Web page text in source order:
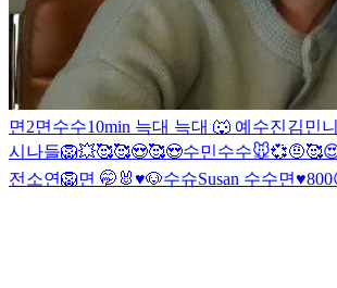
면2면 수수10min 늑대 늑대 🐺 예 수진김민
시나들🦁💥🥰🥰😍🥰😍수민수수🐭💞🤨🥰
전소연🦁면 🤭 🐰♥️🐶수슈Susan 수수면♥️